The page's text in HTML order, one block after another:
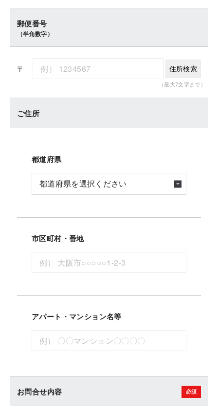
郵便番号
（半角数字）
〒
（最大7文字まで）
住所検索
ご住所
都道府県
市区町村・番地
アパート・マンション名等
お問合せ内容